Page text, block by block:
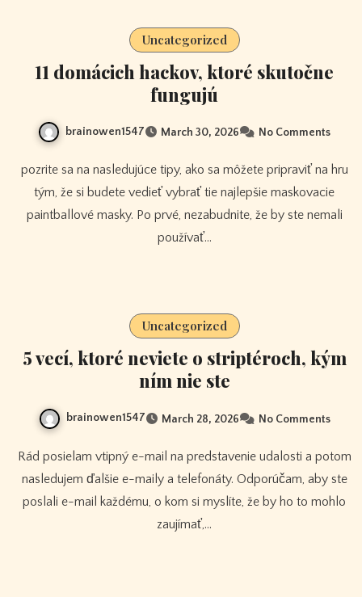
Uncategorized
11 domácich hackov, ktoré skutočne
fungujú
brainowen1547 March 30, 2026 No Comments
pozrite sa na nasledujúce tipy, ako sa môžete pripraviť na hru
tým, že si budete vedieť vybrať tie najlepšie maskovacie
paintballové masky. Po prvé, nezabudnite, že by ste nemali
používať…
Uncategorized
5 vecí, ktoré neviete o striptéroch, kým
ním nie ste
brainowen1547 March 28, 2026 No Comments
Rád posielam vtipný e-mail na predstavenie udalosti a potom
nasledujem ďalšie e-maily a telefonáty. Odporúčam, aby ste
poslali e-mail každému, o kom si myslíte, že by ho to mohlo
zaujímať,…